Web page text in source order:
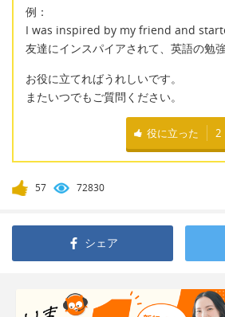
例：
I was inspired by my friend and
友達にインスパイアされて、英語の勉
お役に立てればうれしいです。
またいつでもご質問ください。
役に立った 2
57 72830
シェア